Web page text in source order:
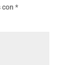
con *